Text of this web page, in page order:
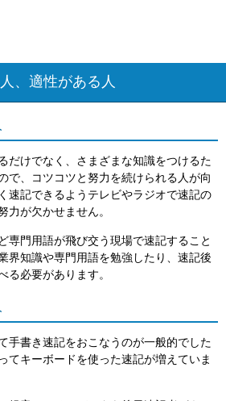
、適性がある人
だけでなく、さまざまな知識をつけるた
で、コツコツと努力を続けられる人が向
速記できるようテレビやラジオで速記の
力が欠かせません。
専門用語が飛び交う現場で速記すること
界知識や専門用語を勉強したり、速記後
る必要があります。
手書き速記をおこなうのが一般的でした
てキーボードを使った速記が増えていま